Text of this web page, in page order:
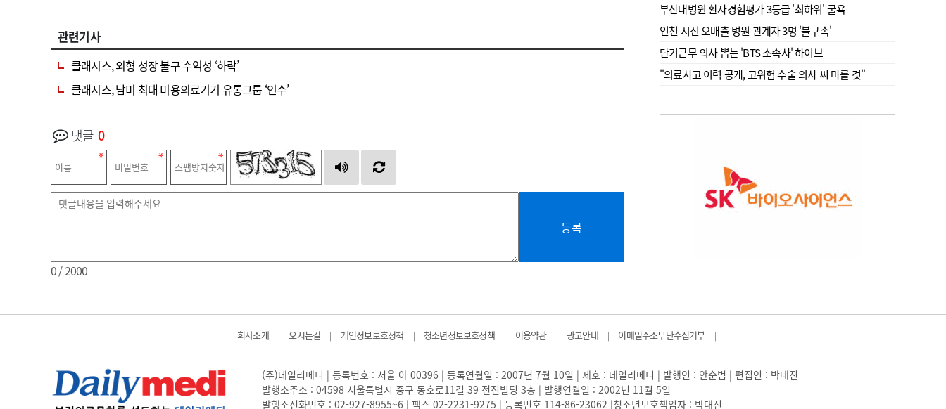
관련기사
클래시스, 외형 성장 불구 수익성 ‘하락’
클래시스, 남미 최대 미용의료기기 유통그룹 ‘인수’
댓글 0
등록
0/ 2000
부산대병원 환자경험평가 3등급 '최하위' 굴욕
인천 시신 오배출 병원 관계자 3명 '불구속'
단기근무 의사 뽑는 'BTS 소속사' 하이브
"의료사고 이력 공개, 고위험 수술 의사 씨 마를 것"
회사소개 | 오시는길 | 개인정보보호정책 | 청소년정보보호정책 | 이용약관 | 광고안내 | 이메일주소무단수집거부 |
(주)데일리메디 | 등록번호 : 서울 아 00396 | 등록연월일 : 2007년 7월 10일 | 제호 : 데일리메디 | 발행인 : 안순범 | 편집인 : 박대진
발행소주소 : 04598 서울특별시 중구 동호로11길 39 전진빌딩 3층 | 발행연월일 : 2002년 11월 5일
발행소전화번호 : 02-927-8955~6 | 팩스 02-2231-9275 | 등록번호 114-86-23062 |청소년보호책임자 : 박대진